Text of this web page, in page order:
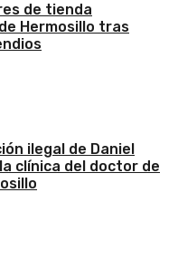
de tienda
Hermosillo tras
ilegal de Daniel
clínica del doctor de